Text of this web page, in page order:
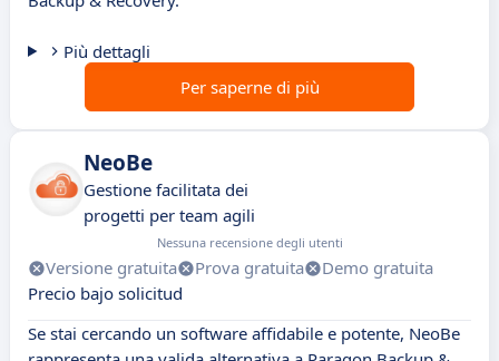
Più dettagli
Per saperne di più
NeoBe
Gestione facilitata dei
progetti per team agili
Nessuna recensione degli utenti
Versione gratuita Prova gratuita
Demo gratuita
Precio bajo solicitud
Se stai cercando un software affidabile e potente, NeoBe